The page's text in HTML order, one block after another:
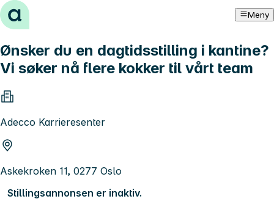
Hopp til innhold Meny
Ønsker du en dagtidsstilling i kantine?
Vi søker nå flere kokker til vårt team
Adecco Karrieresenter
Askekroken 11, 0277 Oslo
Stillingsannonsen er inaktiv.